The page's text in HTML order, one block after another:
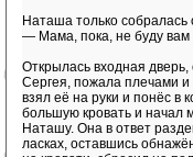
Наташа только собралась
— Мама, пока, не буду
Открылась входная
Сергея, пожала плечами и
взял её на руки и понёс в
большую кровать и начал
Наташу. Она в ответ
ласках, оставшись